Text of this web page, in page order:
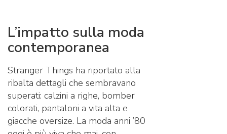
L’impatto sulla moda
contemporanea
Stranger Things ha riportato alla
ribalta dettagli che sembravano
superati: calzini a righe, bomber
colorati, pantaloni a vita alta e
giacche oversize. La moda anni ’80